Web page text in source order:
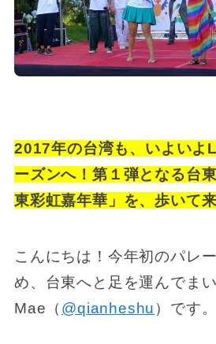
2017年の台湾も、いよいよ
ーズンへ！第１弾となる台
東彩虹嘉年華」を、歩いて来
こんにちは！今年初のパレ
め、台東へと足を運んでまい
Mae（ @qianheshu ）です。